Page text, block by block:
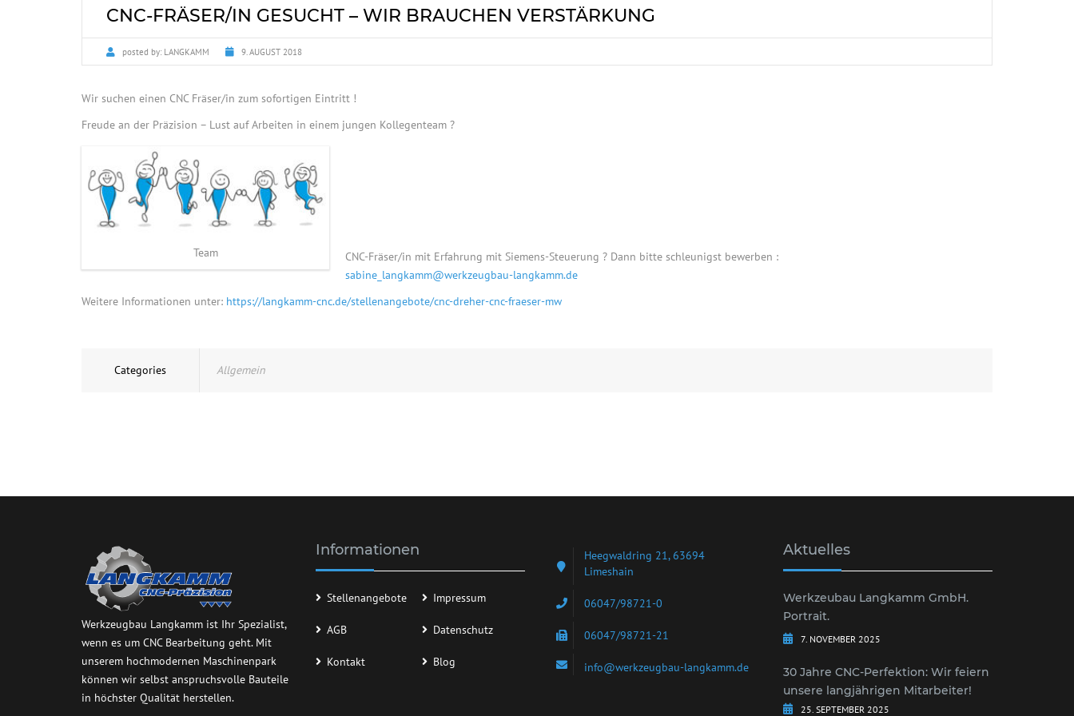
CNC-FRÄSER/IN GESUCHT – WIR BRAUCHEN VERSTÄRKUNG
posted by: LANGKAMM 9. AUGUST 2018
Wir suchen einen CNC Fräser/in zum sofortigen Eintritt !
Freude an der Präzision – Lust auf Arbeiten in einem jungen Kollegenteam ?
Team
CNC-Fräser/in mit Erfahrung mit Siemens-Steuerung ? Dann bitte schleunigst bewerben :
sabine_langkamm@werkzeugbau-langkamm.de
Weitere Informationen unter: https://langkamm-cnc.de/stellenangebote/cnc-dreher-cnc-fraeser-mw
Categories Allgemein
Werkzeugbau Langkamm ist Ihr Spezialist,
wenn es um CNC Bearbeitung geht. Mit
unserem hochmodernen Maschinenpark
können wir selbst anspruchsvolle Bauteile
in höchster Qualität herstellen.
Informationen
Stellenangebote Impressum
AGB Datenschutz
Kontakt Blog
Heegwaldring 21, 63694
Limeshain
06047/98721-0
06047/98721-21
info@werkzeugbau-langkamm.de
Aktuelles
Werkzeubau Langkamm GmbH.
Portrait.
7. NOVEMBER 2025
30 Jahre CNC-Perfektion: Wir feiern
unsere langjährigen Mitarbeiter!
25. SEPTEMBER 2025